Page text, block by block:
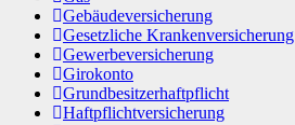
Gebäudeversicherung
Gesetzliche Krankenversicherung
Gewerbeversicherung
Girokonto
Grundbesitzerhaftpflicht
Haftpflichtversicherung